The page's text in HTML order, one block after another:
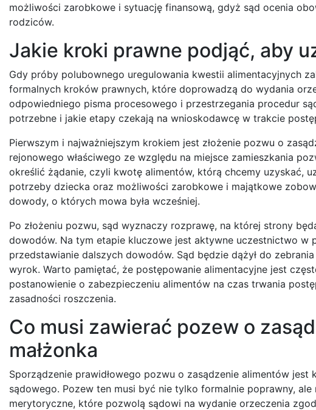
możliwości zarobkowe i sytuację finansową, gdyż sąd ocenia
rodziców.
Jakie kroki prawne podjąć, aby
Gdy próby polubownego uregulowania kwestii alimentacyjnych
formalnych kroków prawnych, które doprowadzą do wydania
odpowiedniego pisma procesowego i przestrzegania procedur
potrzebne i jakie etapy czekają na wnioskodawcę w trakcie
Pierwszym i najważniejszym krokiem jest złożenie pozwu o
rejonowego właściwego ze względu na miejsce zamieszkania
określić żądanie, czyli kwotę alimentów, którą chcemy uzyskać,
potrzeby dziecka oraz możliwości zarobkowe i majątkowe
dowody, o których mowa była wcześniej.
Po złożeniu pozwu, sąd wyznaczy rozprawę, na której strony
dowodów. Na tym etapie kluczowe jest aktywne uczestnictwo w
przedstawianie dalszych dowodów. Sąd będzie dążył do
wyrok. Warto pamiętać, że postępowanie alimentacyjne jest
postanowienie o zabezpieczeniu alimentów na czas trwania
zasadności roszczenia.
Co musi zawierać pozew o
małżonka
Sporządzenie prawidłowego pozwu o zasądzenie alimentów
sądowego. Pozew ten musi być nie tylko formalnie poprawny,
merytoryczne, które pozwolą sądowi na wydanie orzeczenia